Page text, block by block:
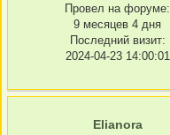
Провел на форуме:
9 месяцев 4 дня
Последний визит:
2024-04-23 14:00:01
Elianora